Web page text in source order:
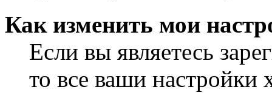
Как изменить мои
Если вы являетесь
то все ваши настройки